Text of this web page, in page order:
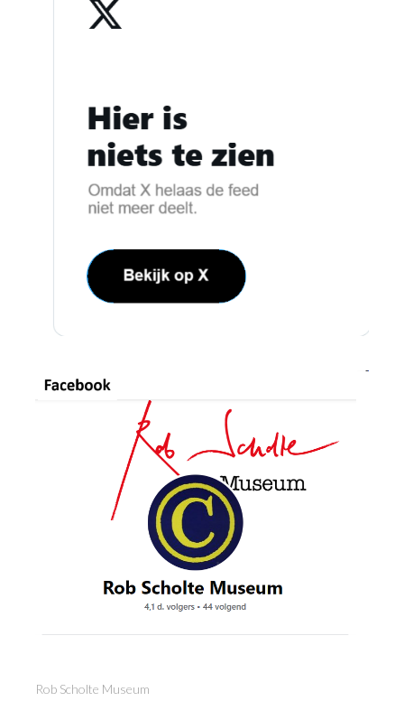
Rob Scholte Museum